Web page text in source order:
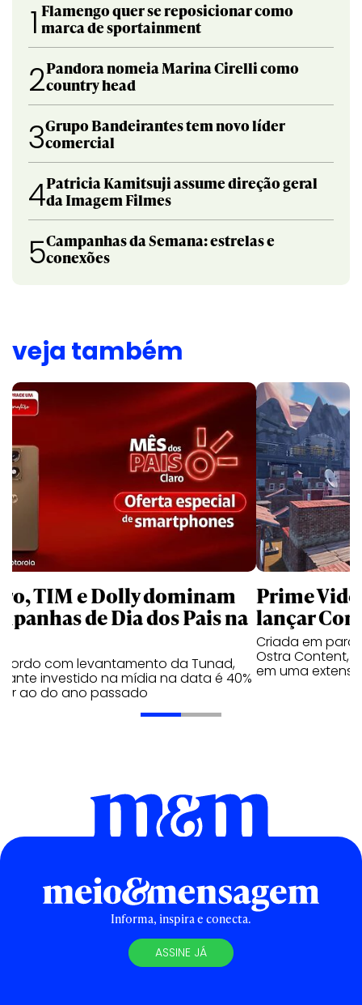
1 Flamengo quer se reposicionar como
marca de sportainment
2Pandora nomeia Marina Cirelli como
country head
3Grupo Bandeirantes tem novo líder
comercial
4Patricia Kamitsuji assume direção geral
da Imagem Filmes
5Campanhas da Semana: estrelas e
conexões
veja também
TIM e Dolly dominam
de Dia dos Pais na
com levantamento da Tunad,
investido na mídia na data é 40%
ao do ano passado
Prime
lançar
Criada em
Ostra Content,
em uma
Informa, inspira e conecta.
ASSINE JÁ